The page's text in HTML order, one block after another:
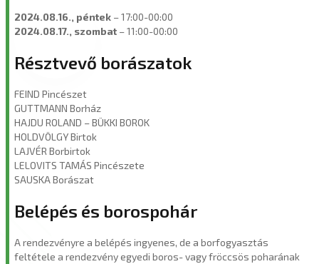
2024.08.16., péntek – 17:00-00:00
2024.08.17., szombat – 11:00-00:00
Résztvevő borászatok
FEIND Pincészet
GUTTMANN Borház
HAJDU ROLAND – BÜKKI BOROK
HOLDVÖLGY Birtok
LAJVÉR Borbirtok
LELOVITS TAMÁS Pincészete
SAUSKA Borászat
Belépés és borospohár
A rendezvényre a belépés ingyenes, de a borfogyasztás
feltétele a rendezvény egyedi boros- vagy fröccsös poharának